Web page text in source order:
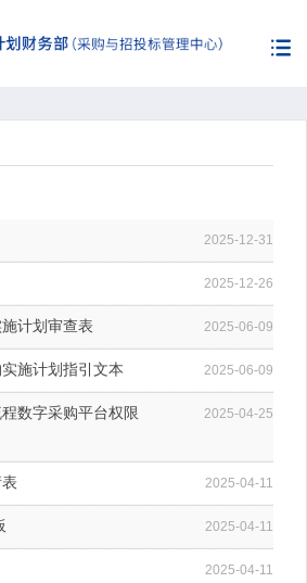
2025-12-31
2025-12-26
计划审查表 2025-06-09
施计划指引文本 2025-06-09
数字采购平台权限
2025-04-25
2025-04-11
2025-04-11
2025-04-11